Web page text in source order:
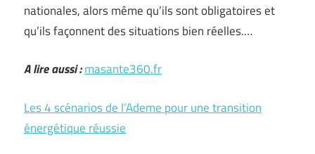
nationales, alors même qu’ils sont obligatoires et
qu’ils façonnent des situations bien réelles.…
A lire aussi :masante360.fr
Les 4 scénarios de l’Ademe pour une transition
énergétique réussie